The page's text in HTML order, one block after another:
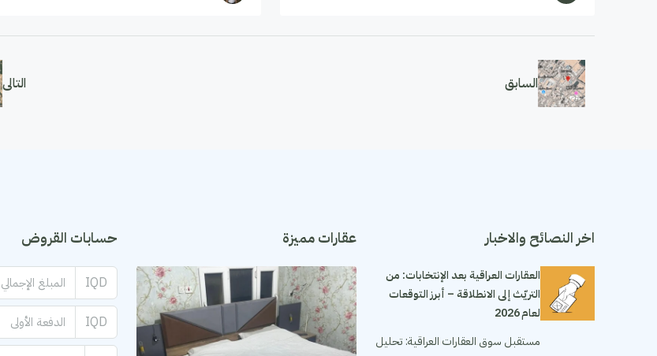
السابق التالى
اخر النصائح والاخبار
العقارات العراقية بعد الإنتخابات: من
التريّث إلى الانطلاقة – أبرز التوقعات
لعام 2026
مستقبل سوق العقارات العراقية: تحليل
عقارات مميزة حسابات القروض
IQD
IQD